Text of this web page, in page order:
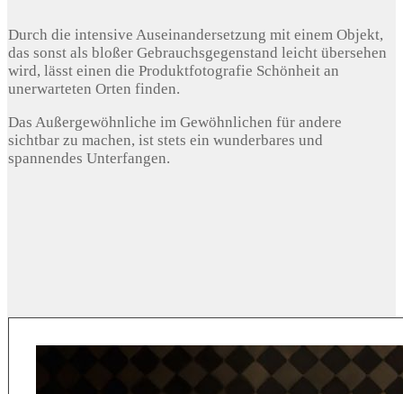
Durch die intensive Auseinandersetzung mit einem Objekt,
das sonst als bloßer Gebrauchsgegenstand leicht übersehen
wird, lässt einen die Produktfotografie Schönheit an
unerwarteten Orten finden.
Das Außergewöhnliche im Gewöhnlichen für andere
sichtbar zu machen, ist stets ein wunderbares und
spannendes Unterfangen.